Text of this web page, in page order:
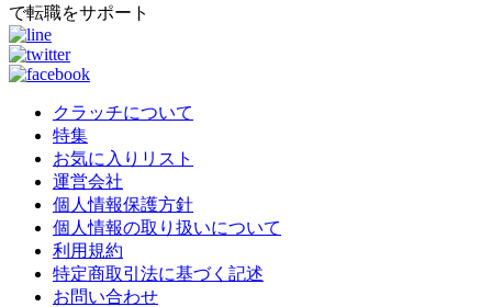
で転職をサポート
クラッチについて
特集
お気に入りリスト
運営会社
個人情報保護方針
個人情報の取り扱いについて
利用規約
特定商取引法に基づく記述
お問い合わせ